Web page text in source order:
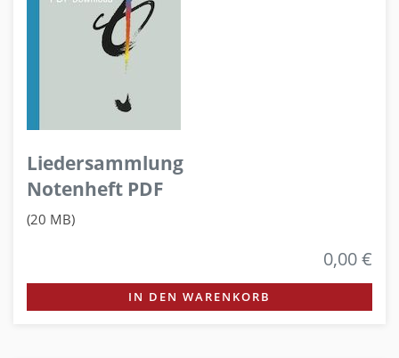
Liedersammlung
Notenheft PDF
(20 MB)
0,00 €
IN DEN WARENKORB